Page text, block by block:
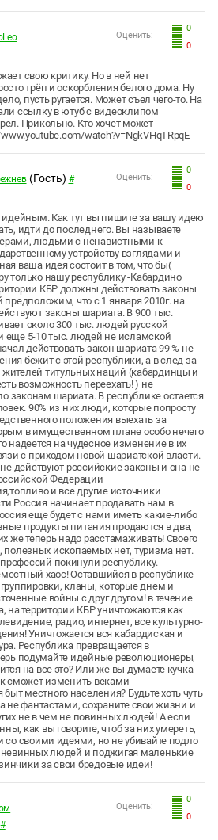
0
0
Оценить:
свою критику. Но в ней нет
трёп и оскорбления белого дома. Ну
пусть ругается. Может съел чего-то. На
ссылку в ютуб с видеоклипом
Прикольно. Кто хочет может
watch?v=NgkVHqTRpqE
0
0
Оценить:
(Гость) #
идейным. Как тут вы пишите за вашу идею
идти до последнего. Вы называете
людьми с ненавистными к
устройству взглядами и
ваша идея состоит в том, что бы(
только нашу республику -Кабардино
КБР должны действовать законы
предположим, что с 1 января 2010г. на
законы шариата. В 900 тыс.
около 300 тыс. людей русской
еще 5-10 тыс. людей не исламской
действовать закон шариата 99 % не
бежит с этой республики, а в след за
титульных наций (кабардинцы и
возможность переехать! ) не
шариата. В республике остается
90% из них люди, которые попросту
положения выехать за
в имущественном плане особо нечего
надеется на чудесное изменение в их
с приходом новой шариатской власти.
действуют российские законы и она не
Федерации
и все другие источники
Россия начинает продавать нам в
еще будет с нами иметь какие-либо
продукты питания продаются в два,
же теперь надо расстамаживать! Своего
полезных ископаемых нет, туризма нет.
покинули республику.
хаос! Оставшийся в республике
кланы, которые днем и
войны с друг другом! в течение
на территории КБР уничтожаются как
радио, интернет, все культурно-
Уничтожается вся кабардиская и
Республика превращается в
подумайте идейные революционеры,
на все это? Или же вы думаете кучка
сможет изменить веками
местного населения? Будьте хоть чуть
не фантастами, сохраните свои жизни и
не в чем не повинных людей! А если
как вы говорите, чтоб за них умереть,
со своими идеями, но не убивайте подло
невинных людей и поджигая маленькие
за свои бредовые идеи!
0
0
Оценить:
#